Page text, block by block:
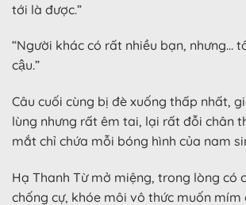
tới là được.”
“Người khác có rất nhiều bạn, nhưng…
cậu.”
Câu cuối cùng bị đè xuống thấp nhất,
lùng nhưng rất êm tai, lại rất đỗi chân
mắt chỉ chứa mỗi bóng hình của nam
Hạ Thanh Từ mở miệng, trong lòng có
chống cự, khóe môi vô thức muốn mím